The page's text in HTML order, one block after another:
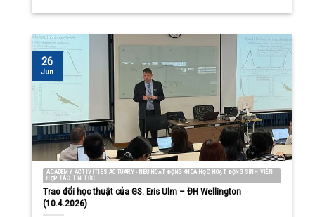
ACADEMY ACTIVITIES ACTUARY - NEU HOẠT ĐỘNG KHOA HỌC HOẠT ĐỘNG SINH VIÊN
HỢP TÁC TIN TỨC
Trao đổi học thuật của GS. Eris Ulm – ĐH Wellington
(10.4.2026)
26
Jun